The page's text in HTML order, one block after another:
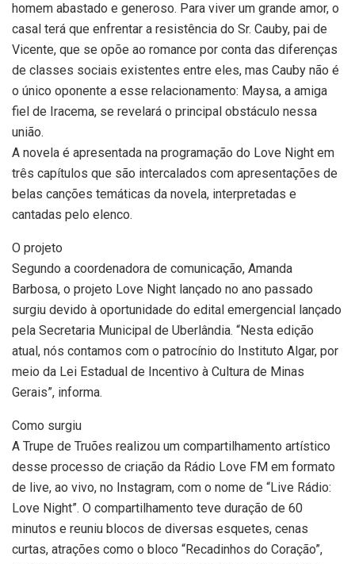
homem abastado e generoso. Para viver um grande amor, o
casal terá que enfrentar a resistência do Sr. Cauby, pai de
Vicente, que se opõe ao romance por conta das diferenças
de classes sociais existentes entre eles, mas Cauby não é
o único oponente a esse relacionamento: Maysa, a amiga
fiel de Iracema, se revelará o principal obstáculo nessa
união.
A novela é apresentada na programação do Love Night em
três capítulos que são intercalados com apresentações de
belas canções temáticas da novela, interpretadas e
cantadas pelo elenco.
O projeto
Segundo a coordenadora de comunicação, Amanda
Barbosa, o projeto Love Night lançado no ano passado
surgiu devido à oportunidade do edital emergencial lançado
pela Secretaria Municipal de Uberlândia. “Nesta edição
atual, nós contamos com o patrocínio do Instituto Algar, por
meio da Lei Estadual de Incentivo à Cultura de Minas
Gerais”, informa.
Como surgiu
A Trupe de Truões realizou um compartilhamento artístico
desse processo de criação da Rádio Love FM em formato
de live, ao vivo, no Instagram, com o nome de “Live Rádio:
Love Night”. O compartilhamento teve duração de 60
minutos e reuniu blocos de diversas esquetes, cenas
curtas, atrações como o bloco “Recadinhos do Coração”,